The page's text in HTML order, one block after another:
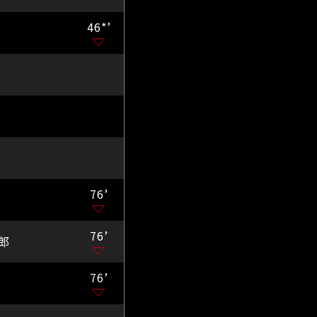
46*’
76’
76’
76’